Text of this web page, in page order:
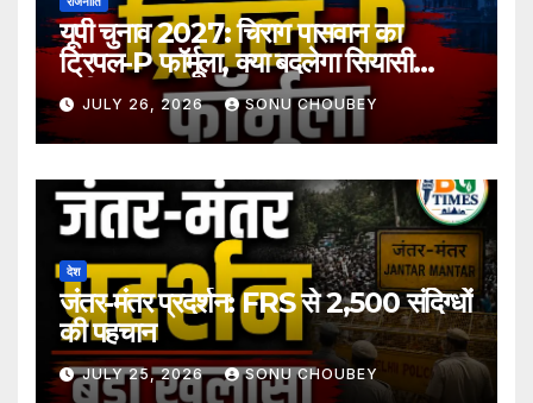
यूपी चुनाव 2027: चिराग पासवान का
ट्रिपल-P फॉर्मूला, क्या बदलेगा सियासी
समीकरण?
JULY 26, 2026 SONU CHOUBEY
देश
जंतर-मंतर प्रदर्शन: FRS से 2,500 संदिग्धों
की पहचान
JULY 25, 2026 SONU CHOUBEY